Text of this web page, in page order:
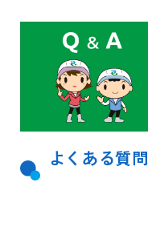
よくある質問